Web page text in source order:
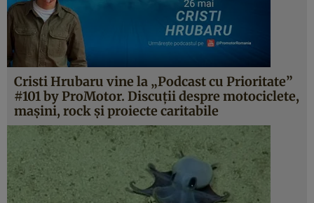
Cristi Hrubaru vine la „Podcast cu Prioritate”
#101 by ProMotor. Discuții despre motociclete,
mașini, rock și proiecte caritabile